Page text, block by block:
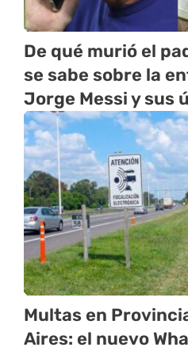
De qué murió el
se sabe sobre la
Jorge Messi y sus
Multas en
Aires: el nuevo